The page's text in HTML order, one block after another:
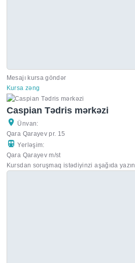
Mesajı kursa göndər
Kursa zəng
Caspian Tədris mərkəzi
Ünvan:
Qara Qarayev pr. 15
Yerləşim:
Qara Qarayev m/st
Kursdan soruşmaq istədiyinzi aşağıda yazın